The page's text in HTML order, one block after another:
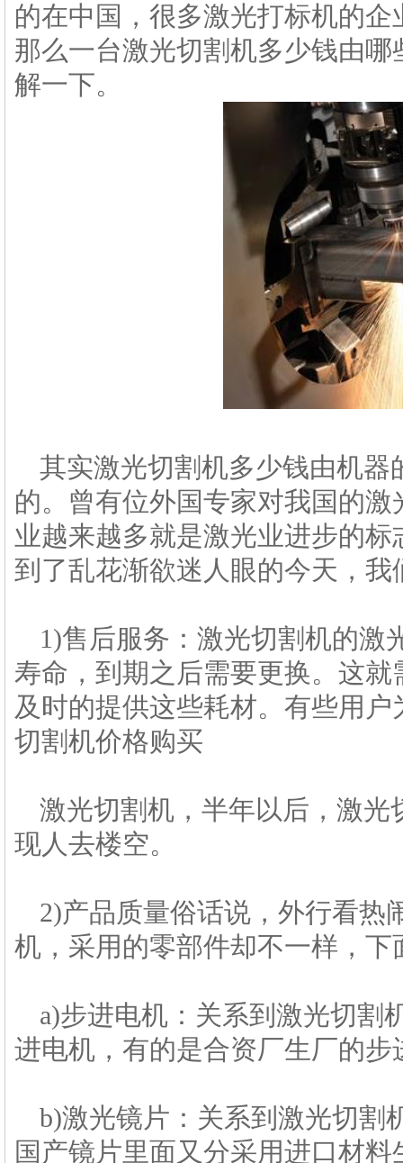
的在中国，很多激光打标机的
那么一台激光切割机多少钱由哪
解一下。
其实激光切割机多少钱由机
的。曾有位外国专家对我国的
业越来越多就是激光业进步的
到了乱花渐欲迷人眼的今天，我
1)售后服务：激光切割机的激
寿命，到期之后需要更换。这
及时的提供这些耗材。有些用
切割机价格购买
激光切割机，半年以后，激
现人去楼空。
2)产品质量俗话说，外行看热
机，采用的零部件却不一样，下
a)步进电机：关系到激光切割
进电机，有的是合资厂生厂的
b)激光镜片：关系到激光切割
国产镜片里面又分采用进口材